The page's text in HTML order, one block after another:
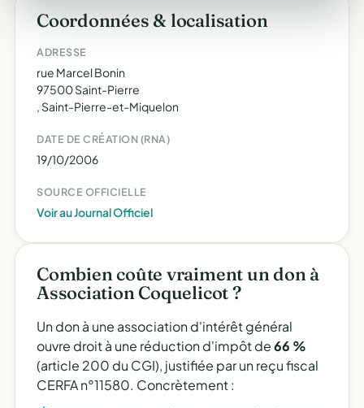
Coordonnées & localisation
ADRESSE
rue Marcel Bonin
97500 Saint-Pierre
, Saint-Pierre-et-Miquelon
DATE DE CRÉATION (RNA)
19/10/2006
SOURCE OFFICIELLE
Voir au Journal Officiel
Combien coûte vraiment un don à
Association Coquelicot ?
Un don à une association d'intérêt général
ouvre droit à une réduction d'impôt de66 %
(article 200 du CGI), justifiée par un reçu fiscal
CERFA n°11580. Concrètement :